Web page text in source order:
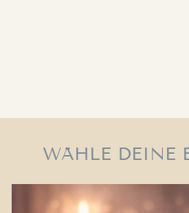
WÄHLE DEINE